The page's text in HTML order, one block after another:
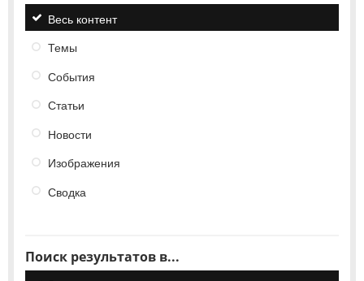
Весь контент
Темы
События
Статьи
Новости
Изображения
Сводка
Поиск результатов в...